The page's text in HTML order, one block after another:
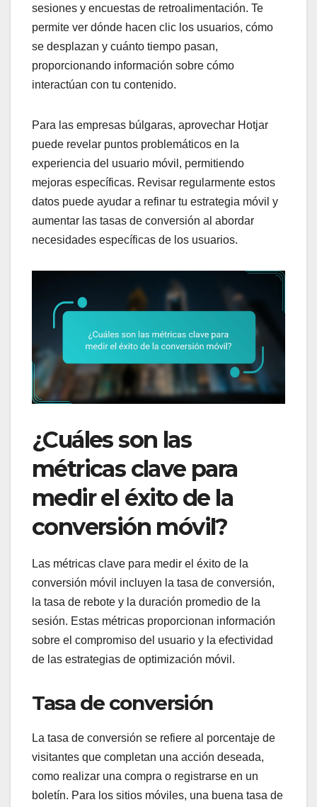
sesiones y encuestas de retroalimentación. Te
permite ver dónde hacen clic los usuarios, cómo
se desplazan y cuánto tiempo pasan,
proporcionando información sobre cómo
interactúan con tu contenido.
Para las empresas búlgaras, aprovechar Hotjar
puede revelar puntos problemáticos en la
experiencia del usuario móvil, permitiendo
mejoras específicas. Revisar regularmente estos
datos puede ayudar a refinar tu estrategia móvil y
aumentar las tasas de conversión al abordar
necesidades específicas de los usuarios.
¿Cuáles son las
métricas clave para
medir el éxito de la
conversión móvil?
Las métricas clave para medir el éxito de la
conversión móvil incluyen la tasa de conversión,
la tasa de rebote y la duración promedio de la
sesión. Estas métricas proporcionan información
sobre el compromiso del usuario y la efectividad
de las estrategias de optimización móvil.
Tasa de conversión
La tasa de conversión se refiere al porcentaje de
visitantes que completan una acción deseada,
como realizar una compra o registrarse en un
boletín. Para los sitios móviles, una buena tasa de